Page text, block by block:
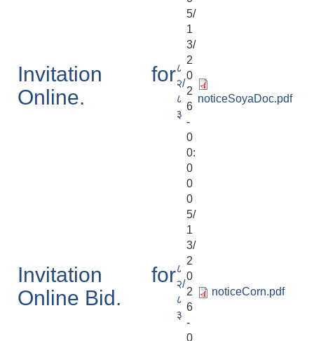
Invitation for
Online.
८
२/
८
३
5/
1
3/
2
0
2
6
-
0
0:
0
0
noticeSoyaDoc.pdf
Invitation for
Online Bid.
८
२/
८
३
0
5/
1
3/
2
0
2
6
-
0
noticeCorn.pdf